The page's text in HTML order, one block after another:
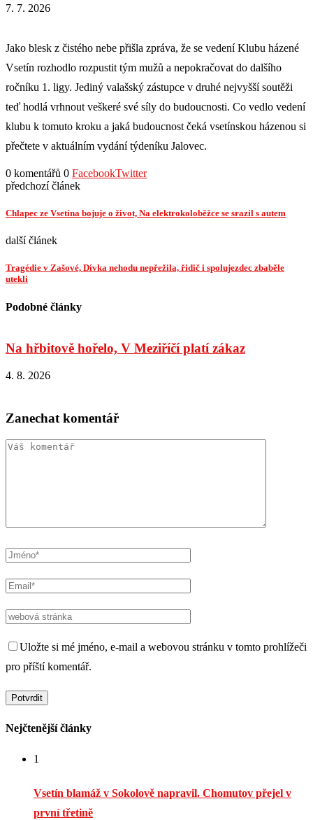
7. 7. 2026
Jako blesk z čistého nebe přišla zpráva, že se vedení Klubu házené
Vsetín rozhodlo rozpustit tým mužů a nepokračovat do dalšího
ročníku 1. ligy. Jediný valašský zástupce v druhé nejvyšší soutěži
teď hodlá vrhnout veškeré své síly do budoucnosti. Co vedlo vedení
klubu k tomuto kroku a jaká budoucnost čeká vsetínskou házenou si
přečtete v aktuálním vydání týdeníku Jalovec.
0 komentářů 0 FacebookTwitter
předchozí článek
Chlapec ze Vsetína bojuje o život, Na elektrokoloběžce se srazil s autem
další článek
Tragédie v Zašové, Dívka nehodu nepřežila, řidič i spolujezdec zbaběle
utekli
Podobné články
Na hřbitově hořelo, V Meziříčí platí zákaz
4. 8. 2026
Zanechat komentář
Uložte si mé jméno, e-mail a webovou stránku v tomto prohlížeči
pro příští komentář.
Nejčtenější články
1
Vsetín blamáž v Sokolově napravil. Chomutov přejel v
první třetině